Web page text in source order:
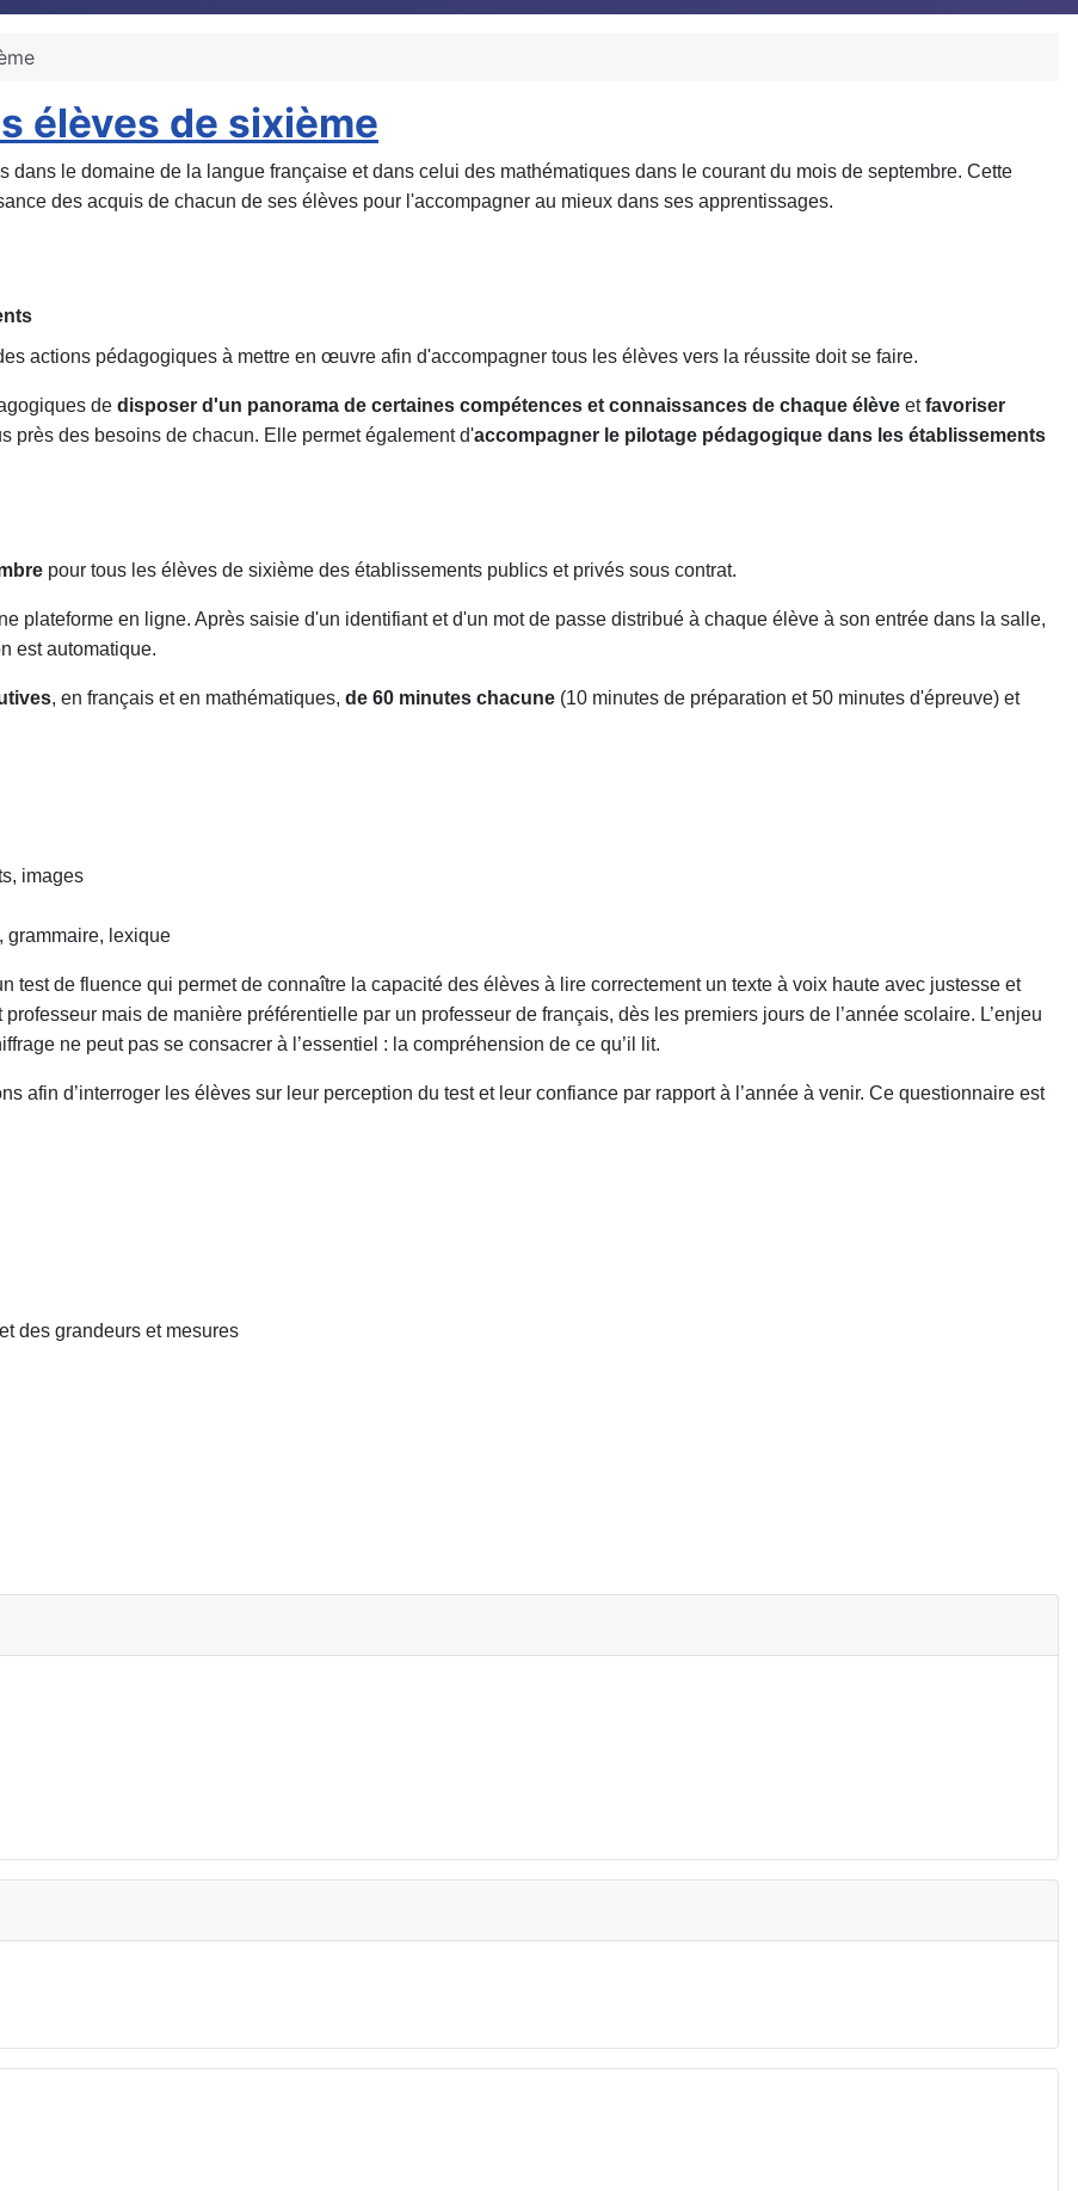
élèves de sixième
le domaine de la langue française et dans celui des mathématiques dans le courant du mois de septembre. Cette
des acquis de chacun de ses élèves pour l'accompagner au mieux dans ses apprentissages.
actions pédagogiques à mettre en œuvre afin d'accompagner tous les élèves vers la réussite doit se faire.
de disposer d'un panorama de certaines compétences et connaissances de chaque élève etfavoriser
près des besoins de chacun. Elle permet également d'accompagner le pilotage pédagogique dans les établissements
pour tous les élèves de sixième des établissements publics et privés sous contrat.
plateforme en ligne. Après saisie d'un identifiant et d'un mot de passe distribué à chaque élève à son entrée dans la salle,
est automatique.
, en français et en mathématiques, de 60 minutes chacune (10 minutes de préparation et 50 minutes d'épreuve) et
images
grammaire, lexique
test de fluence qui permet de connaître la capacité des élèves à lire correctement un texte à voix haute avec justesse et
mais de manière préférentielle par un professeur de français, dès les premiers jours de l’année scolaire. L’enjeu
ne peut pas se consacrer à l’essentiel : la compréhension de ce qu’il lit.
afin d’interroger les élèves sur leur perception du test et leur confiance par rapport à l’année à venir. Ce questionnaire est
des grandeurs et mesures